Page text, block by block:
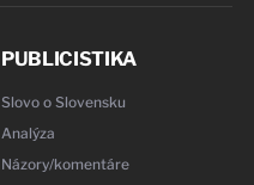
PUBLICISTIKA
Slovo o Slovensku
Analýza
Názory/komentáre